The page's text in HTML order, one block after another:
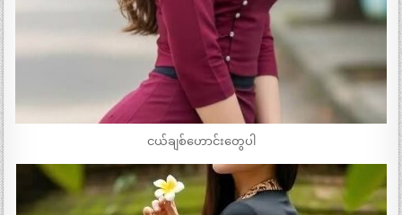
ငယ်ချစ်ဟောင်းတွေပါ